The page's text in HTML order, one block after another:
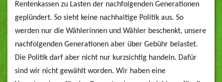
Rentenkassen zu Lasten der nachfolgenden Generationen
geplündert. So sieht keine nachhaltige Politik aus. So
werden nur die Wählerinnen und Wähler beschenkt, unsere
nachfolgenden Generationen aber über Gebühr belastet.
Die Politik darf aber nicht nur kurzsichtig handeln. Dafür
sind wir nicht gewählt worden. Wir haben eine